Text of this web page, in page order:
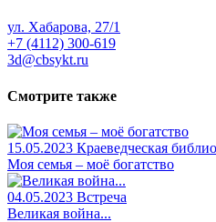
ул. Хабарова, 27/1
+7 (4112) 300-619
3d@cbsykt.ru
Смотрите также
15.05.2023 Краеведческая
Моя семья – моё богатство
04.05.2023 Встреча
Великая война...